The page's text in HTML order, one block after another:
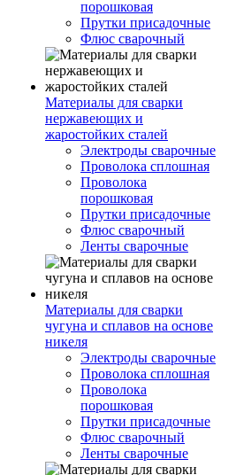
порошковая
Прутки присадочные
Флюс сварочный
Материалы для сварки
нержавеющих и
жаростойких сталей
Электроды сварочные
Проволока сплошная
Проволока
порошковая
Прутки присадочные
Флюс сварочный
Ленты сварочные
Материалы для сварки
чугуна и сплавов на основе
никеля
Электроды сварочные
Проволока сплошная
Проволока
порошковая
Прутки присадочные
Флюс сварочный
Ленты сварочные